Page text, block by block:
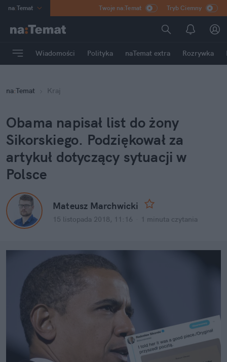
na:Temat
Poland
mama
Rozrywka
Twoje na:Temat Tryb Ciemny
Wiadomości Polityka naTemat extra Rozrywka
na:Temat Kraj
Obama napisał list do żony
Sikorskiego. Podziękował za
artykuł dotyczący sytuacji w
Polsce
Mateusz Marchwicki
15 listopada 2018, 11:16 1 minuta czytania